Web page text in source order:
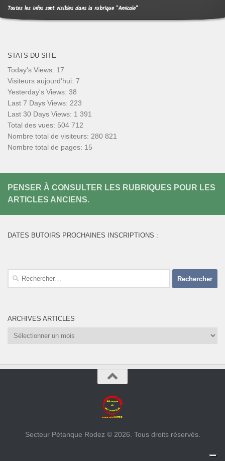
Toutes les infos sont visibles dans la rubrique "Amicale"
STATS DU SITE
Today's Views: 17
Visiteurs aujourd’hui: 7
Yesterday's Views: 38
Last 7 Days Views: 223
Last 30 Days Views: 1 391
Total des vues: 504 712
Nombre total de visiteurs: 280 821
Nombre total de pages: 15
PENSER À CONSULTER LES RUBRIQUES POUR LES
ARTICLES ANCIENS.
DATES BUTOIRS PROCHAINES INSCRIPTIONS :
Rechercher :
ARCHIVES ARTICLES
Archives
Secteur Pétanque Rodez © 2026. Tous droits réservés.